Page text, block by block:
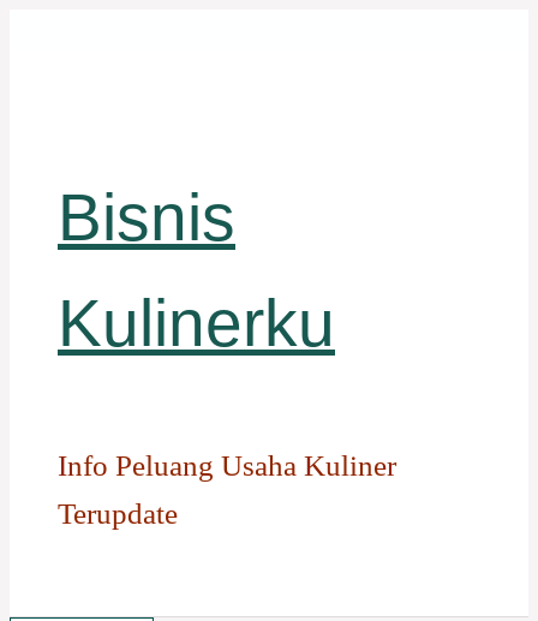
Bisnis
Kulinerku
Info Peluang Usaha Kuliner
Terupdate